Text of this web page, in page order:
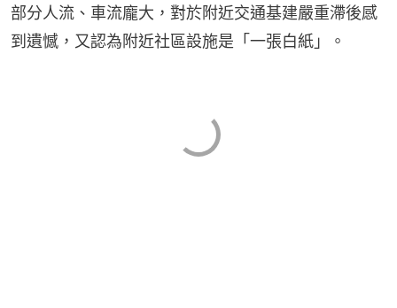
部分人流、車流龐大，對於附近交通基建嚴重滯後感
到遺憾，又認為附近社區設施是「一張白紙」。